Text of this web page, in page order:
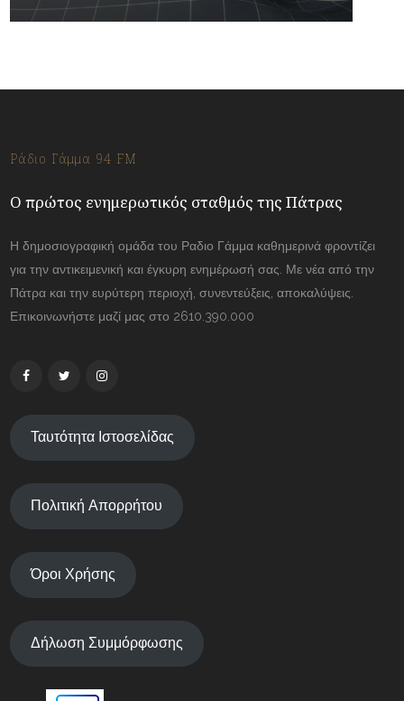
Ράδιο Γάμμα 94 FM
Ο πρώτος ενημερωτικός σταθμός της Πάτρας
Η δημοσιογραφική ομάδα του Ραδιο Γάμμα καθημερινά φροντίζει
για την αντικειμενική και έγκυρη ενημέρωσή σας. Με νέα από την
Πάτρα και την ευρύτερη περιοχή, συνεντεύξεις, αποκαλύψεις.
Επικοινωνήστε μαζί μας στο 2610.390.000
Ταυτότητα Ιστοσελίδας
Πολιτική Απορρήτου
Όροι Χρήσης
Δήλωση Συμμόρφωσης